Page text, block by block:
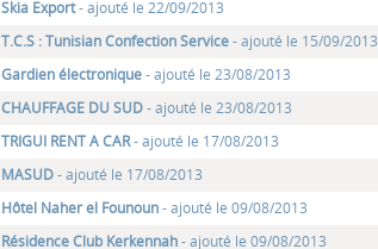
Skia Export- ajouté le 22/09/2013
T.C.S : Tunisian Confection Service- ajouté le 15/09/2013
Gardien électronique- ajouté le 23/08/2013
CHAUFFAGE DU SUD- ajouté le 23/08/2013
TRIGUI RENT A CAR- ajouté le 17/08/2013
MASUD- ajouté le 17/08/2013
Hôtel Naher el Founoun- ajouté le 09/08/2013
Résidence Club Kerkennah- ajouté le 09/08/2013